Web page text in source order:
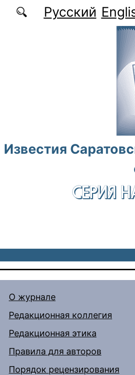
содержаниюРусский
Известия
СЕРИЯ
О журнале
Редакционная коллегия
Редакционная этика
Правила для авторов
Порядок рецензирования